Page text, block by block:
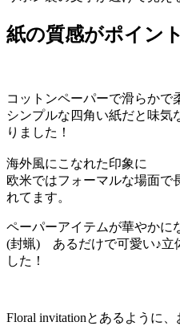
紙の質感がポイン
コットンペーパーで滑らかで
シンプルな四角い紙だと味気
りました！
海外風にこなれた印象に
欧米ではフォーマルな場面で
れてます。
ペーパーアイテムが華やかに
(封蝋) あるだけで可愛い♪立
した！
Floral invitationとあるように